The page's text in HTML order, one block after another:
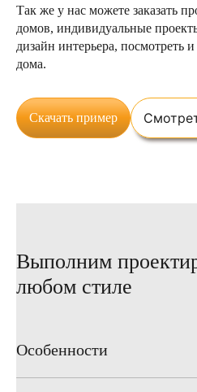
Так же у нас можете заказать
домов, индивидуальные
дизайн интерьера, посмотреть и
дома.
Скачать пример
Выполним
любом стиле
Особенности